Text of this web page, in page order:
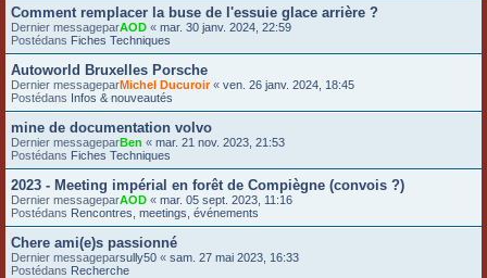
Comment remplacer la buse de l'essuie glace arrière ?
Dernier messageparAOD « mar. 30 janv. 2024, 22:59
Postédans Fiches Techniques
Autoworld Bruxelles Porsche
Dernier messageparMichel Ducuroir« ven. 26 janv. 2024, 18:45
Postédans Infos & nouveautés
mine de documentation volvo
Dernier messageparBen « mar. 21 nov. 2023, 21:53
Postédans Fiches Techniques
2023 - Meeting impérial en forêt de Compiègne (convois ?)
Dernier messageparAOD « mar. 05 sept. 2023, 11:16
Postédans Rencontres, meetings, événements
Chere ami(e)s passionné
Dernier messageparsully50 « sam. 27 mai 2023, 16:33
Postédans Recherche